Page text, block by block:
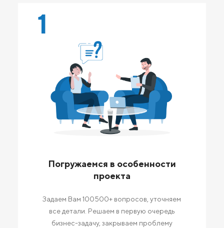
1
Погружаемся в особенности
проекта
Задаем Вам 100500+ вопросов, уточняем
все детали. Решаем в первую очередь
бизнес-задачу, закрываем проблему